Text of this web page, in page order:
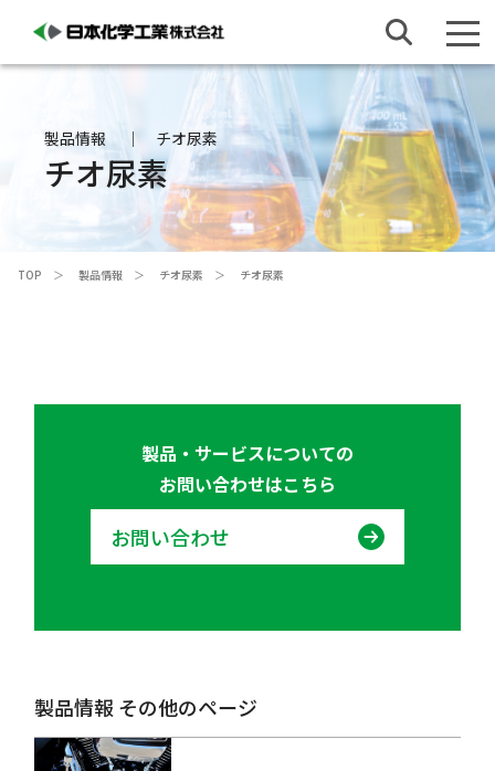
製品情報 チオ尿素
チオ尿素
TOP 製品情報 チオ尿素 チオ尿素
製品・サービスについての
お問い合わせはこちら
お問い合わせ
製品情報 その他のページ